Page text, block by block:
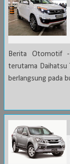
Berita Otomotif
terutama Daihatsu
berlangsung pada